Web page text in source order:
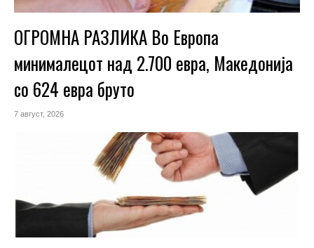
ОГРОМНА РАЗЛИКА Во Европа
минималецот над 2.700 евра, Македонија
со 624 евра бруто
7 август, 2026